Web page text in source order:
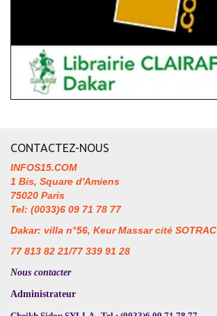
CONTACTEZ-NOUS
INFOS15.COM
1 Bis, Square d'Amiens
75020 Paris
Tel: (0033)6 09 71 78 77
Dakar: villa n°56, Keur Massar cité SOTRAC
77 813 82 21/77 339 91 28
Nous contacter
Administrateur